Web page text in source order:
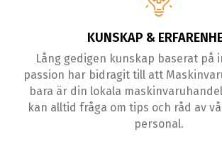
KUNSKAP &
Lång gedigen kunskap baserat på
passion har bidragit till att
bara är din lokala
kan alltid fråga om tips och råd av
personal.